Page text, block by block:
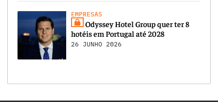
EMPRESAS
Odyssey Hotel Group quer ter 8
hotéis em Portugal até 2028
26 JUNHO 2026